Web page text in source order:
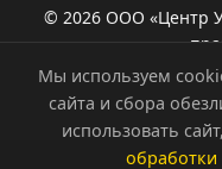
© 2026 ООО «Центр
Политика
Мы используем
сайта и сбора
использовать